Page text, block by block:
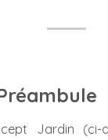
Jardin (ci-